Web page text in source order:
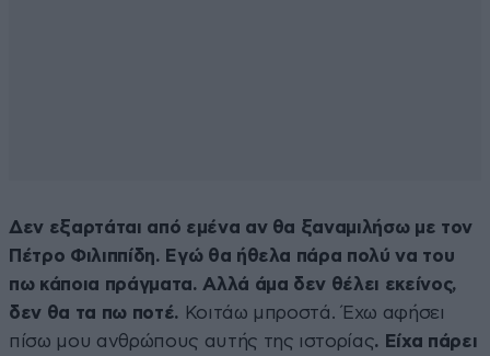
Δεν εξαρτάται από εμένα αν θα ξαναμιλήσω με τον
Πέτρο Φιλιππίδη. Εγώ θα ήθελα πάρα πολύ να του
πω κάποια πράγματα. Αλλά άμα δεν θέλει εκείνος,
δεν θα τα πω ποτέ. Κοιτάω μπροστά. Έχω αφήσει
πίσω μου ανθρώπους αυτής της ιστορίας. Είχα πάρει